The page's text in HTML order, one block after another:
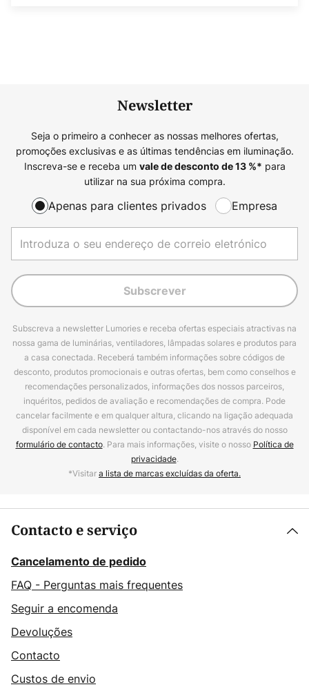
Newsletter
Seja o primeiro a conhecer as nossas melhores ofertas,
promoções exclusivas e as últimas tendências em iluminação.
Inscreva-se e receba um vale de desconto de13%* para
utilizar na sua próxima compra.
Apenas para clientes privados Empresa
Subscrever
Subscreva a newsletter Lumories e receba ofertas especiais atractivas na
nossa gama de luminárias, ventiladores, lâmpadas solares e produtos para
a casa conectada. Receberá também informações sobre códigos de
desconto, produtos promocionais e outras ofertas, bem como conselhos e
recomendações personalizados, informações dos nossos parceiros,
inquéritos, pedidos de avaliação e recomendações de compra. Pode
cancelar facilmente e em qualquer altura, clicando na ligação adequada
disponível em cada newsletter ou contactando-nos através do nosso
formulário de contacto. Para mais informações, visite o nosso Política de
privacidade.
*Visitara lista de marcas excluídas da oferta.
Contacto e serviço
Cancelamento de pedido
FAQ - Perguntas mais frequentes
Seguir a encomenda
Devoluções
Contacto
Custos de envio